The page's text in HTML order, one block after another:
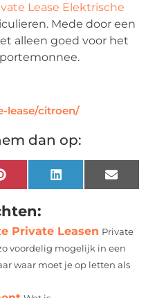
Lease Elektrische
Mede door een
alleen goed voor het
lease/citroen/
dan op:
Pinterest LinkedIn Email
Private Leasen Private
voordelig mogelijk in een
waar moet je op letten als